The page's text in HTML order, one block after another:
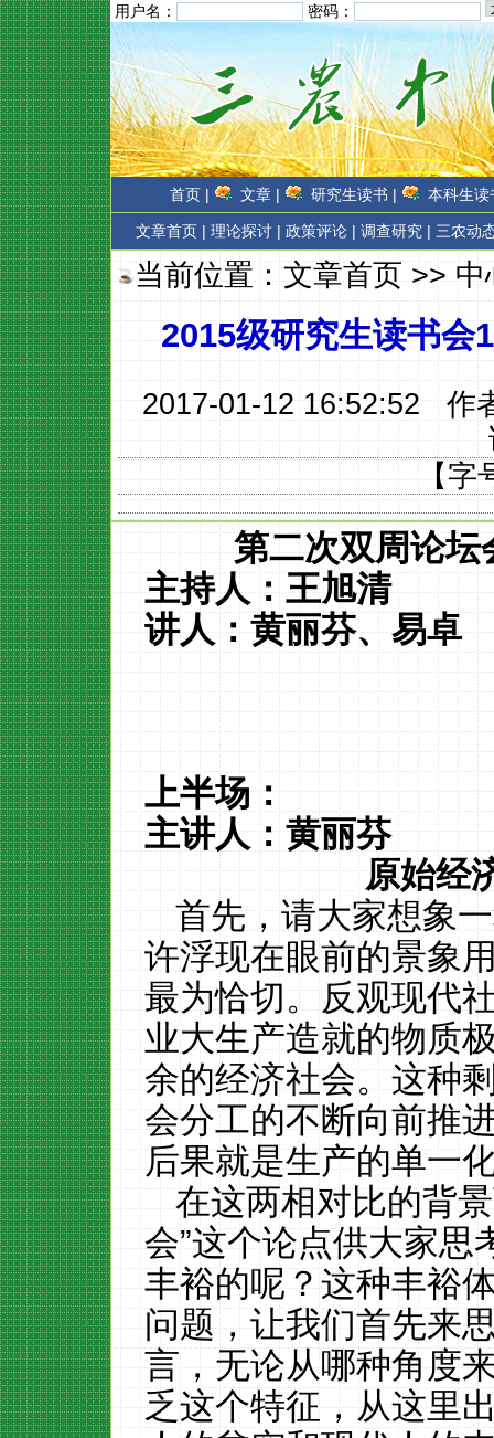
用户名： 密码：
首页 | 文章 | 研究生读书 | 本科生读
文章首页 | 理论探讨 | 政策评论 | 调查研究 | 三农动
当前位置：文章首页>>中
2015级研究生读书会
2017-01-12 16:52:52 作
【字
第二次双周论坛
主持人：王旭清
讲人：黄丽芬、易卓
上半场：
主讲人：黄丽芬
原始经
首先，请大家想象
许浮现在眼前的景象
最为恰切。反观现代
业大生产造就的物质
余的经济社会。这种
会分工的不断向前推
后果就是生产的单一
在这两相对比的背
会”这个论点供大家思
丰裕的呢？这种丰裕
问题，让我们首先来
言，无论从哪种角度
乏这个特征，从这里